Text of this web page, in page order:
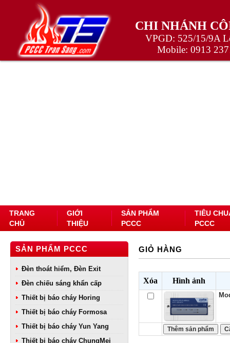
CHI NHÁNH
VPGD: 525/15/9A
Mobile: 0913
TRANG
CHỦ
GIỚI
THIỆU
SẢN PHẨM
PCCC
TIÊU
PCCC
SẢN PHẨM PCCC
Đèn thoát hiểm, Đèn Exit
Đèn chiếu sáng khẩn cấp
Thiết bị báo cháy Horing
Thiết bị báo cháy Formosa
Thiết bị báo cháy Yun Yang
Thiết bị báo cháy ChungMei
GIỎ HÀNG
Xóa Hình ảnh